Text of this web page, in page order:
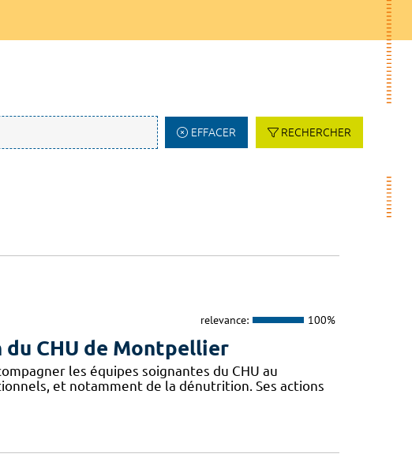
EFFACER RECHERCHER
relevance: 100%
CHU de Montpellier
les équipes soignantes du CHU au
et notamment de la dénutrition. Ses actions